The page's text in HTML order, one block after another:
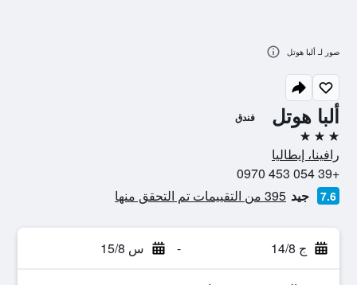
ألبا هوتل فندق
3 نجوم
رافينا، إيطاليا
+39 054 453 0970
7.6 جيد 395 من التقييمات تم التحقق منها
ج 14/8 - س 15/8
صور لـ ألبا هوتل